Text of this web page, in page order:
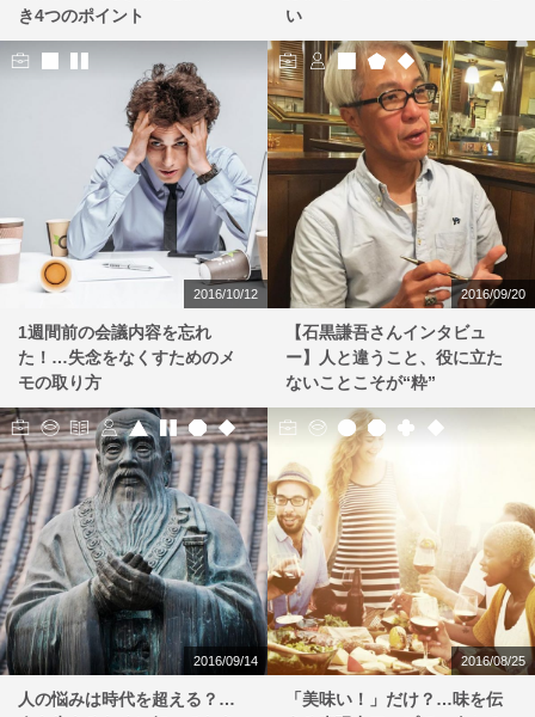
き4つのポイント
い
2016/10/12
1週間前の会議内容を忘れ
た！…失念をなくすためのメ
モの取り方
2016/09/20
【石黒謙吾さんインタビュ
ー】人と違うこと、役に立た
ないことこそが“粋”
2016/09/14
人の悩みは時代を超える？…
2016/08/25
「美味い！」だけ？…味を伝